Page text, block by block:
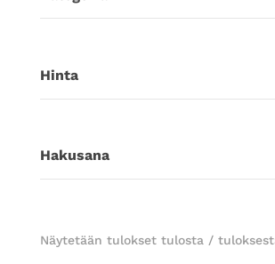
Hinta
Hakusana
Näytetään tulokset 65–96 / 315Sorted